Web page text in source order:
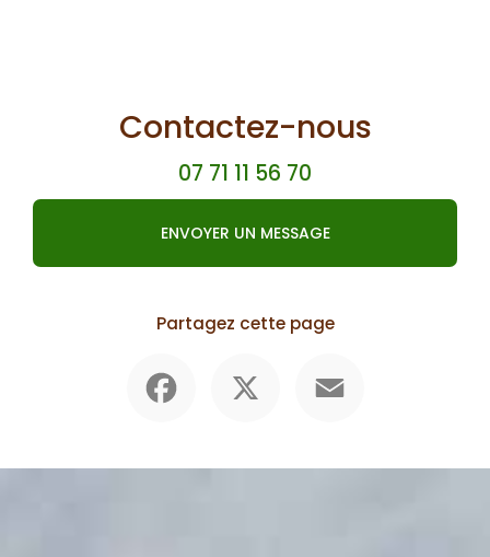
Contactez-nous
07 71 11 56 70
ENVOYER UN MESSAGE
Partagez cette page